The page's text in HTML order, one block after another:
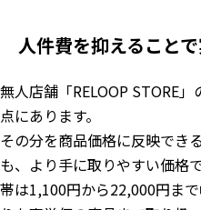
人件費を抑えること
無人店舗「RELOOP STORE
点にあります。
その分を商品価格に反映でき
も、より手に取りやすい価格
帯は1,100円から22,000円ま